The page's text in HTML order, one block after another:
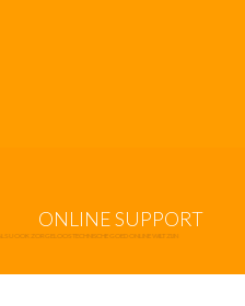
ONLINE SUPPORT
VOOR ALS U OOK ZORGELOOS TECHNISCHE GOED ONLINE WILT ZIJN